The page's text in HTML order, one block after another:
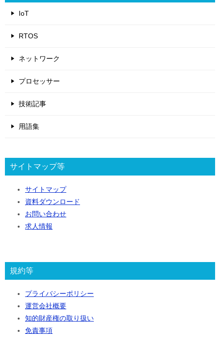
IoT
RTOS
ネットワーク
プロセッサー
技術記事
用語集
サイトマップ等
サイトマップ
資料ダウンロード
お問い合わせ
求人情報
規約等
プライバシーポリシー
運営会社概要
知的財産権の取り扱い
免責事項